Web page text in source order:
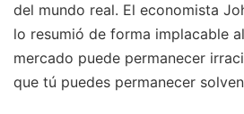
del mundo real. El economista
lo resumió de forma implacable
mercado puede permanecer
que tú puedes permanecer